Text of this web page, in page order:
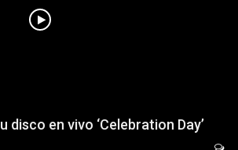
disco en vivo ‘Celebration Day’